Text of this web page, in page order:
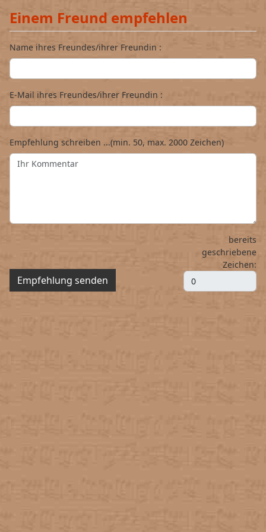
Einem Freund empfehlen
Name ihres Freundes/ihrer Freundin :
E-Mail ihres Freundes/ihrer Freundin :
Empfehlung schreiben ...(min. 50, max. 2000 Zeichen)
Empfehlung senden
bereits
geschriebene
Zeichen: